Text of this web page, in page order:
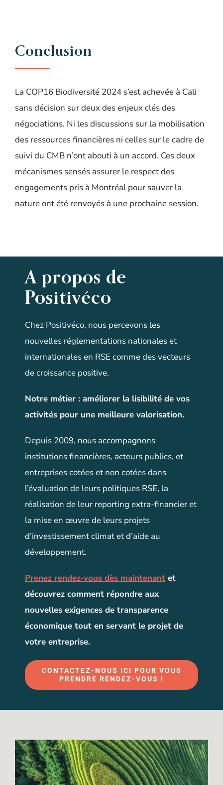
Conclusion
La COP16 Biodiversité 2024 s’est achevée à Cali
sans décision sur deux des enjeux clés des
négociations. Ni les discussions sur la mobilisation
des ressources financières ni celles sur le cadre de
suivi du CMB n’ont abouti à un accord. Ces deux
mécanismes sensés assurer le respect des
engagements pris à Montréal pour sauver la
nature ont été renvoyés à une prochaine session.
A propos de
Positivéco
Chez Positivéco, nous percevons les
nouvelles réglementations nationales et
internationales en RSE comme des vecteurs
de croissance positive.
Notre métier :améliorer la lisibilité de vos
activités pour une meilleure valorisation.
Depuis 2009, nous accompagnons
institutions financières, acteurs publics, et
entreprises cotées et non cotées dans
l’évaluation de leurs politiques RSE, la
réalisation de leur reporting extra-financier et
la mise en œuvre de leurs projets
d’investissement climat et d’aide au
développement.
Prenez rendez-vous dès maintenantet
découvrez comment répondre aux
nouvelles exigences de transparence
économique tout en servant le projet de
votre entreprise.
CONTACTEZ-NOUS ICI POUR VOUS
PRENDRE RENDEZ-VOUS !